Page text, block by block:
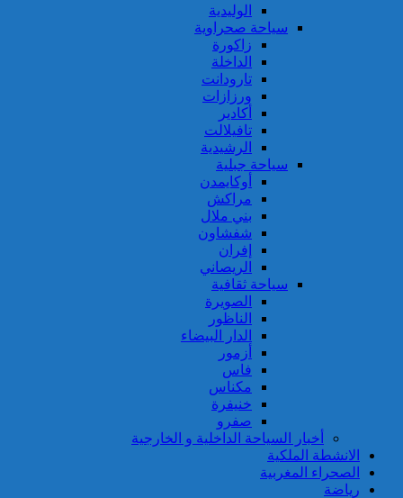
الوليدية
سياحة صحراوية
زاكورة
الداخلة
تارودانت
ورزازات
أكادير
تافيلالت
الرشيدية
سياحة جبلية
أوكايمدن
مراكش
بني ملال
شفشاون
إفران
الريصاني
سياحة ثقافية
الصويرة
الناظور
الدار البيضاء
أزمور
فاس
مكناس
خنيفرة
صفرو
أخبار السياحة الداخلية و الخارجية
الانشطة الملكية
الصحراء المغربية
رياضة